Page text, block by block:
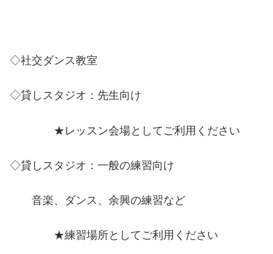
◇社交ダンス教室
◇貸しスタジオ：先生向け
★レッスン会場としてご利用ください
◇貸しスタジオ：一般の練習向け
音楽、ダンス、余興の練習など
★練習場所としてご利用ください